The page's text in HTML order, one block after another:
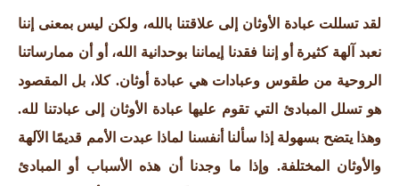
لقد تسللت عبادة الأوثان إلى علاقتنا بالله، ولكن ليس بمعنى إننا
نعبد آلهة كثيرة أو إننا فقدنا إيماننا بوحدانية الله، أو أن ممارساتنا
الروحية من طقوس وعبادات هي عبادة أوثان. كلا، بل المقصود
هو تسلل المبادئ التي تقوم عليها عبادة الأوثان إلى عبادتنا لله.
وهذا يتضح بسهولة إذا سألنا أنفسنا لماذا عبدت الأمم قديمًا الآلهة
والأوثان المختلفة. وإذا ما وجدنا أن هذه الأسباب أو المبادئ